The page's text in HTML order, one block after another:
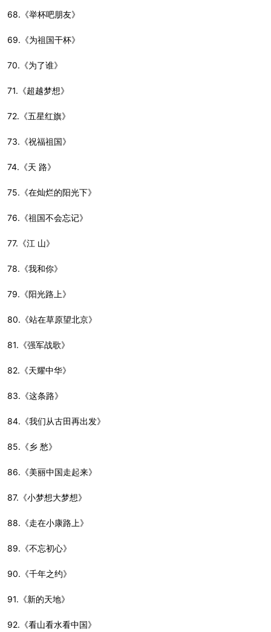
68.《举杯吧朋友》
69.《为祖国干杯》
70.《为了谁》
71.《超越梦想》
72.《五星红旗》
73.《祝福祖国》
74.《天 路》
75.《在灿烂的阳光下》
76.《祖国不会忘记》
77.《江 山》
78.《我和你》
79.《阳光路上》
80.《站在草原望北京》
81.《强军战歌》
82.《天耀中华》
83.《这条路》
84.《我们从古田再出发》
85.《乡 愁》
86.《美丽中国走起来》
87.《小梦想大梦想》
88.《走在小康路上》
89.《不忘初心》
90.《千年之约》
91.《新的天地》
92.《看山看水看中国》